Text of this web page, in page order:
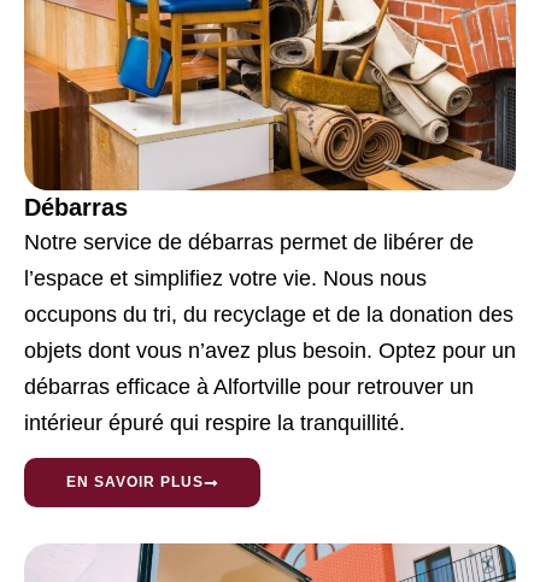
Débarras
Notre service de débarras permet de libérer de
l’espace et simplifiez votre vie. Nous nous
occupons du tri, du recyclage et de la donation des
objets dont vous n’avez plus besoin. Optez pour un
débarras efficace à Alfortville pour retrouver un
intérieur épuré qui respire la tranquillité.
EN SAVOIR PLUS